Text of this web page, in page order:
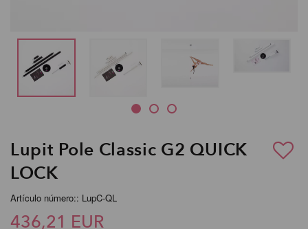
Lupit Pole Classic G2 QUICK
LOCK
Artículo número:: LupC-QL
436,21 EUR